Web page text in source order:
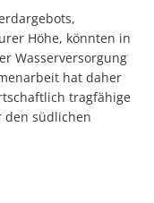
Höhe, könnten in
Wasserversorgung
hat daher
tragfähige
den südlichen